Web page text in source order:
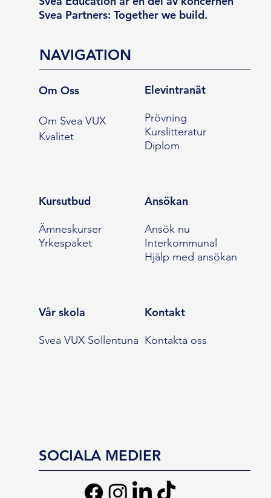
Svea Partners: Together we build.
NAVIGATION
Om Oss
Om Svea VUX
Kvalitet
Elevintranät
Prövning
Kurslitteratur
Diplom
Kursutbud
Ämneskurser
Yrkespaket
Ansökan
Ansök nu
Interkommunal
Hjälp med ansökan
Vår skola
Svea VUX Sollentuna
Kontakt
Kontakta oss
SOCIALA MEDIER